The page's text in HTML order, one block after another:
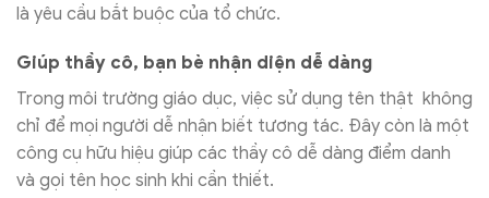
là yêu cầu bắt buộc của tổ chức.
Giúp thầy cô, bạn bè nhận diện dễ dàng
Trong môi trường giáo dục, việc sử dụng tên thật không
chỉ để mọi người dễ nhận biết tương tác. Đây còn là một
công cụ hữu hiệu giúp các thầy cô dễ dàng điểm danh
và gọi tên học sinh khi cần thiết.